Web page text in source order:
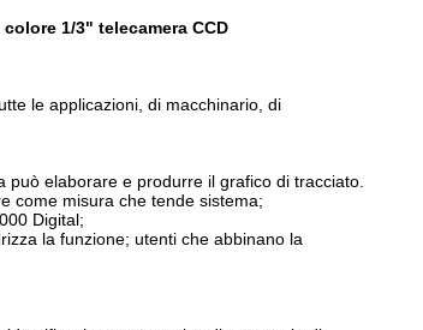
1/3" telecamera CCD
le applicazioni, di macchinario, di
elaborare e produrre il grafico di tracciato.
come misura che tende sistema;
Digital;
la funzione; utenti che abbinano la